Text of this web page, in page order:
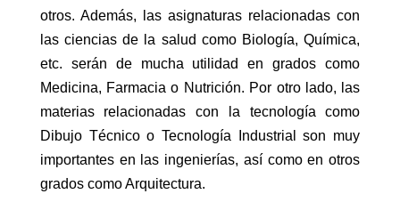
otros. Además, las asignaturas relacionadas con
las ciencias de la salud como Biología, Química,
etc. serán de mucha utilidad en grados como
Medicina, Farmacia o Nutrición. Por otro lado, las
materias relacionadas con la tecnología como
Dibujo Técnico o Tecnología Industrial son muy
importantes en las ingenierías, así como en otros
grados como Arquitectura.